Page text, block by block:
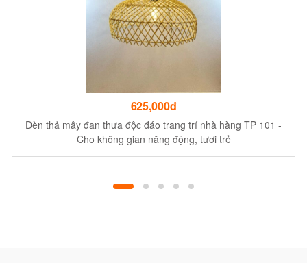
625,000đ
Đèn thả mây đan thưa độc đáo trang trí nhà hàng TP 101 -
Cho không gian năng động, tươi trẻ